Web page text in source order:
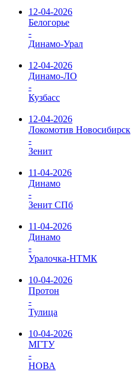
12-04-2026
Белогорье
-
Динамо-Урал
12-04-2026
Динамо-ЛО
-
Кузбасс
12-04-2026
Локомотив Новосибирск
-
Зенит
11-04-2026
Динамо
-
Зенит СПб
11-04-2026
Динамо
-
Уралочка-НТМК
10-04-2026
Протон
-
Тулица
10-04-2026
МГТУ
-
НОВА